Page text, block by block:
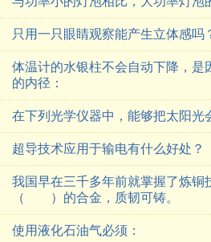
只用一只眼睛观察能产生立体感吗
体温计的水银柱不会自动下降，是
的内径：
在下列光学仪器中，能够把太阳光
超导技术应用于输电有什么好处？
我国早在三千多年前就掌握了炼铜
（ ）的合金，质韧可铸。
使用液化石油气必须：